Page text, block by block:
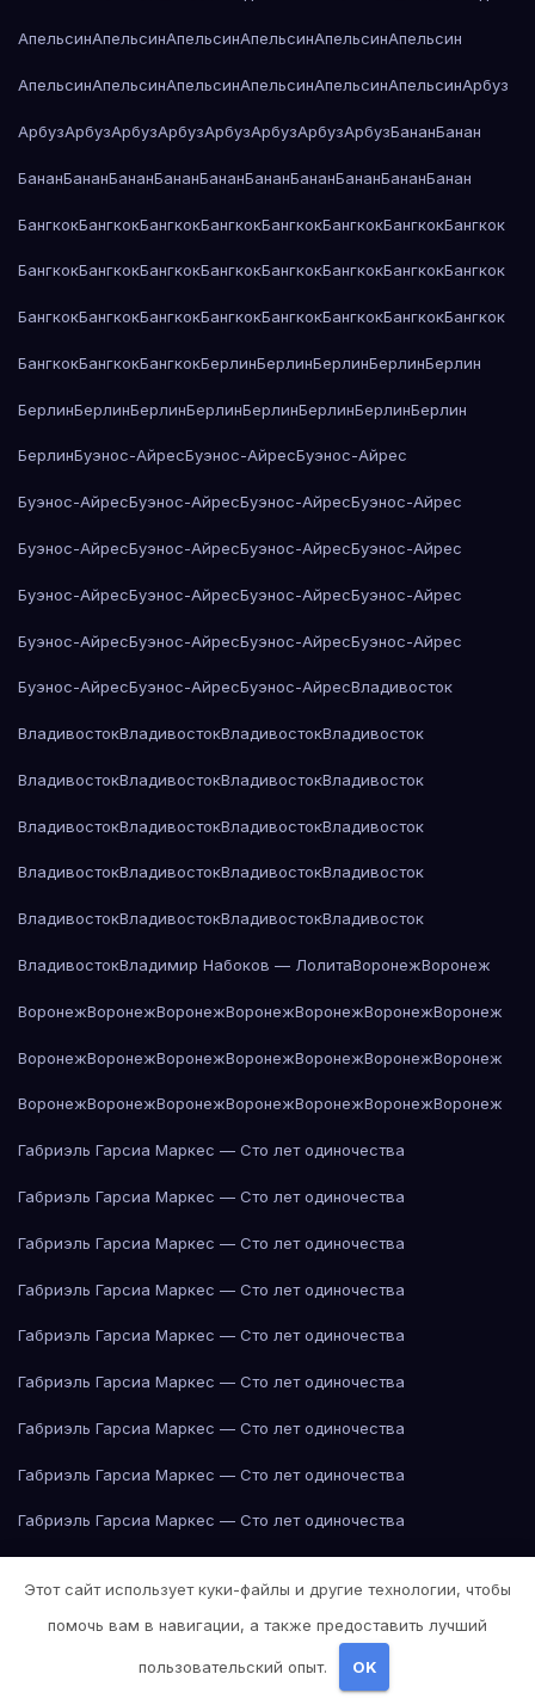
АпельсинАпельсинАпельсинАпельсинАпельсинАпельсин
АпельсинАпельсинАпельсинАпельсинАпельсинАпельсинАрбуз
АрбузАрбузАрбузАрбузАрбузАрбузАрбузАрбузБананБанан
БананБананБананБананБананБананБананБананБананБанан
БангкокБангкокБангкокБангкокБангкокБангкокБангкокБангкок
БангкокБангкокБангкокБангкокБангкокБангкокБангкокБангкок
БангкокБангкокБангкокБангкокБангкокБангкокБангкокБангкок
БангкокБангкокБангкокБерлинБерлинБерлинБерлинБерлин
БерлинБерлинБерлинБерлинБерлинБерлинБерлинБерлин
БерлинБуэнос-АйресБуэнос-АйресБуэнос-Айрес
Буэнос-АйресБуэнос-АйресБуэнос-АйресБуэнос-Айрес
Буэнос-АйресБуэнос-АйресБуэнос-АйресБуэнос-Айрес
Буэнос-АйресБуэнос-АйресБуэнос-АйресБуэнос-Айрес
Буэнос-АйресБуэнос-АйресБуэнос-АйресБуэнос-Айрес
Буэнос-АйресБуэнос-АйресБуэнос-АйресВладивосток
ВладивостокВладивостокВладивостокВладивосток
ВладивостокВладивостокВладивостокВладивосток
ВладивостокВладивостокВладивостокВладивосток
ВладивостокВладивостокВладивостокВладивосток
ВладивостокВладивостокВладивостокВладивосток
ВладивостокВладимир Набоков — ЛолитаВоронежВоронеж
ВоронежВоронежВоронежВоронежВоронежВоронежВоронеж
ВоронежВоронежВоронежВоронежВоронежВоронежВоронеж
ВоронежВоронежВоронежВоронежВоронежВоронежВоронеж
Габриэль Гарсиа Маркес — Сто лет одиночества
Габриэль Гарсиа Маркес — Сто лет одиночества
Габриэль Гарсиа Маркес — Сто лет одиночества
Габриэль Гарсиа Маркес — Сто лет одиночества
Габриэль Гарсиа Маркес — Сто лет одиночества
Габриэль Гарсиа Маркес — Сто лет одиночества
Габриэль Гарсиа Маркес — Сто лет одиночества
Габриэль Гарсиа Маркес — Сто лет одиночества
Габриэль Гарсиа Маркес — Сто лет одиночества
Габриэль Гарсиа Маркес — Сто лет одиночества
Этот сайт использует куки-файлы и другие технологии, чтобы
помочь вам в навигации, а также предоставить лучший
пользовательский опыт. OK